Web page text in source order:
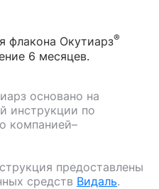
флакона Окутиарз®
6 месяцев.
основано на
инструкции по
компанией–
предоставлены
средств Видаль.